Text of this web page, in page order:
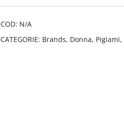
Promise
COD: N/A
CATEGORIE: Brands, Donna, Pigiami,